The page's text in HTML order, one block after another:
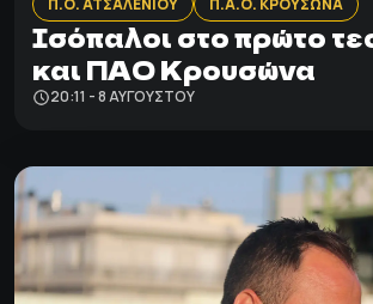
Ισόπαλοι στο πρώτο
και ΠΑΟ Κρουσώνα
20:11 - 8 ΑΥΓΟΎΣΤΟΥ